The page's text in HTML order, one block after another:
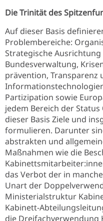
Die Trinität des
Auf dieser Basis
Problembereiche:
Strategische
Bundesverwaltung,
prävention,
Partizipation sowie
jedem Bereich der
dieser Basis Ziele und
formulieren. Darunter
abstrakten und
Maßnahmen wie die
das Verbot der in
Unart der
Ministerialstruktur
Kabinett-
die Dreifachverwendung